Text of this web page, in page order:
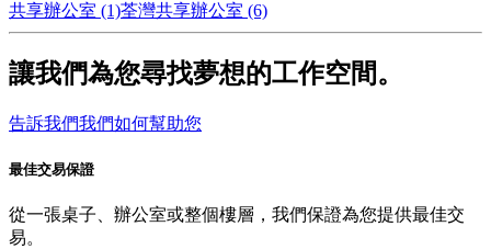
共享辦公室 (1)荃灣共享辦公室 (6)
讓我們為您尋找夢想的工作空間。
告訴我們我們如何幫助您
最佳交易保證
從一張桌子、辦公室或整個樓層，我們保證為您提供最佳交
易。